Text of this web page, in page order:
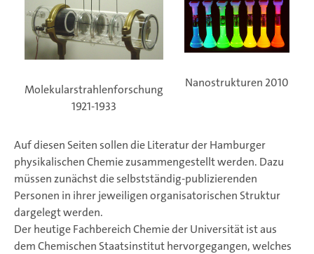
Molekularstrahlenforschung
1921-1933
Nanostrukturen 2010
Auf diesen Seiten sollen die Literatur der Hamburger
physikalischen Chemie zusammengestellt werden. Dazu
müssen zunächst die selbstständig-publizierenden
Personen in ihrer jeweiligen organisatorischen Struktur
dargelegt werden.
Der heutige Fachbereich Chemie der Universität ist aus
dem Chemischen Staatsinstitut hervorgegangen, welches